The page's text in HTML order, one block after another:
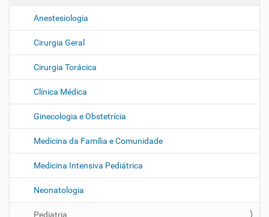
Anestesiologia
Cirurgia Geral
Cirurgia Torácica
Clínica Médica
Ginecologia e Obstetrícia
Medicina da Família e Comunidade
Medicina Intensiva Pediátrica
Neonatologia
Pediatria